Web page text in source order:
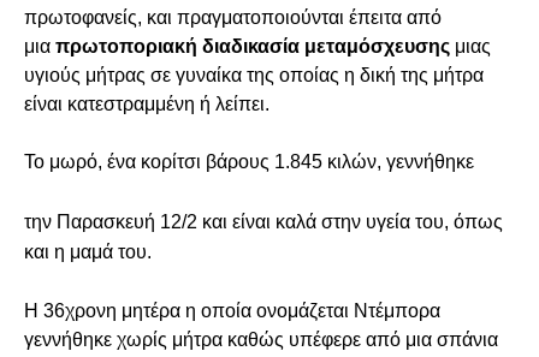
πρωτοφανείς, και πραγματοποιούνται έπειτα από
μια πρωτοποριακή διαδικασία μεταμόσχευσης μιας
υγιούς μήτρας σε γυναίκα της οποίας η δική της μήτρα
είναι κατεστραμμένη ή λείπει.
Το μωρό, ένα κορίτσι βάρους 1.845 κιλών, γεννήθηκε
την Παρασκευή 12/2 και είναι καλά στην υγεία του, όπως
και η μαμά του.
Η 36χρονη μητέρα η οποία ονομάζεται Ντέμπορα
γεννήθηκε χωρίς μήτρα καθώς υπέφερε από μια σπάνια